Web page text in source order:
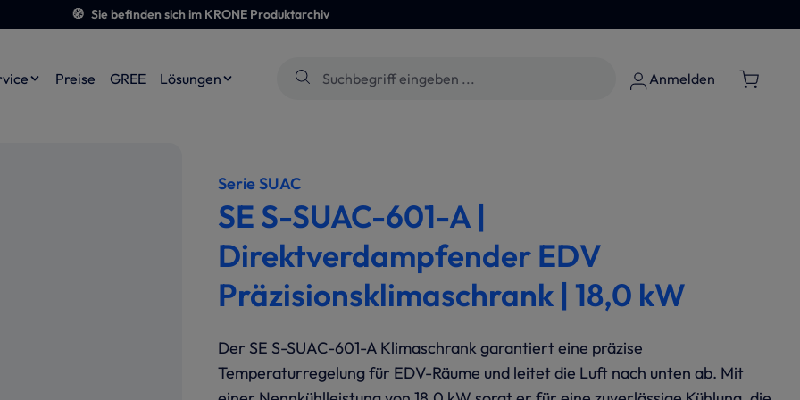
🧭 Sie befinden sich im KRONE Produktarchiv
Preise GREE Lösungen Anmelden
Serie SUAC
SE S-SUAC-601-A |
Direktverdampfender EDV
Präzisionsklimaschrank | 18,0 kW
Der SE S-SUAC-601-A Klimaschrank garantiert eine präzise
Temperaturregelung für EDV-Räume und leitet die Luft nach unten ab. Mit